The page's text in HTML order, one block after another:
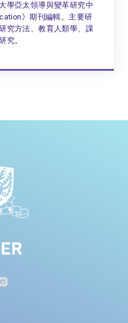
學亞太領導與變革研究中
》期刊編輯。主要研
究方法、教育人類學、課
究。